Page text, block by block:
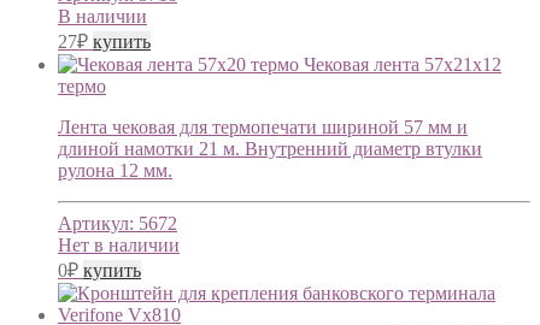
В наличии
27₽ купить
Чековая лента 57х21х12
термо
Лента чековая для термопечати шириной 57 мм и
длиной намотки 21 м. Внутренний диаметр втулки
рулона 12 мм.
Артикул: 5672
Нет в наличии
0₽ купить